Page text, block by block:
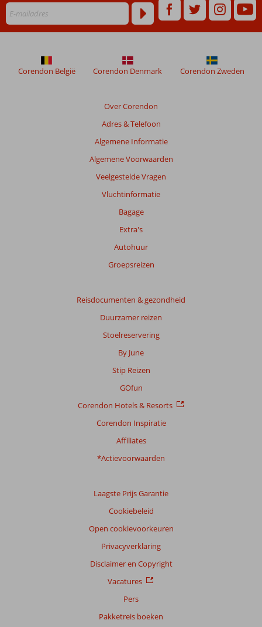
Over Corendon
Adres & Telefoon
Algemene Informatie
Algemene Voorwaarden
Veelgestelde Vragen
Vluchtinformatie
Bagage
Extra's
Autohuur
Groepsreizen
Reisdocumenten & gezondheid
Duurzamer reizen
Stoelreservering
By June
Stip Reizen
GOfun
Corendon Hotels & Resorts
Corendon Inspiratie
Affiliates
*Actievoorwaarden
Laagste Prijs Garantie
Cookiebeleid
Open cookievoorkeuren
Privacyverklaring
Disclaimer en Copyright
Vacatures
Pers
Pakketreis boeken
Corendon België Corendon Denmark Corendon Zweden